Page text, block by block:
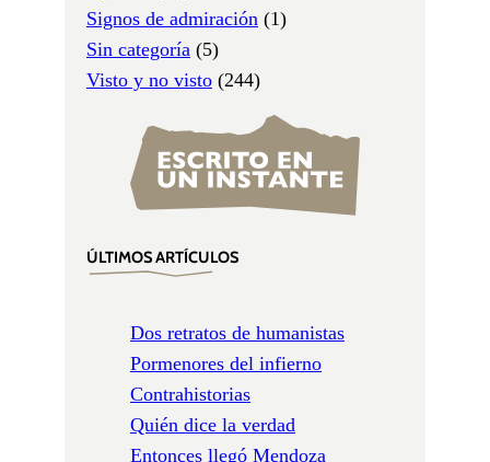
Signos de admiración (1)
Sin categoría (5)
Visto y no visto (244)
ÚLTIMOS ARTÍCULOS
Dos retratos de humanistas
Pormenores del infierno
Contrahistorias
Quién dice la verdad
Entonces llegó Mendoza